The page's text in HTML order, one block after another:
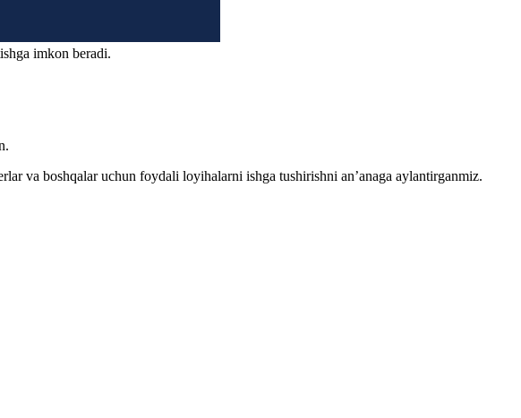
imkon beradi.
va boshqalar uchun foydali loyihalarni ishga tushirishni an’anaga aylantirganmiz.